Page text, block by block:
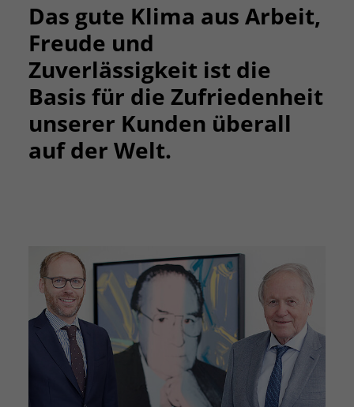
Das gute Klima aus Arbeit,
Freude und
Zuverlässigkeit ist die
Basis für die Zufriedenheit
unserer Kunden überall
auf der Welt.